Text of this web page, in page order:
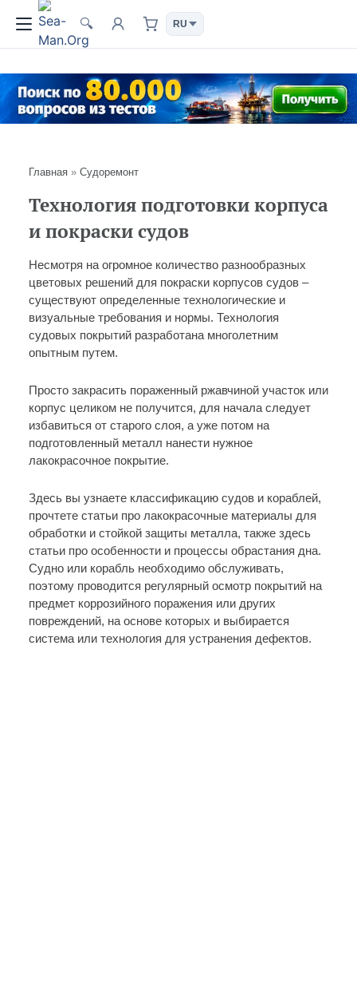
🔍
Главная» Судоремонт
Технология подготовки корпуса
и покраски судов
Несмотря на огромное количество разнообразных
цветовых решений для покраски корпусов судов –
существуют определенные технологические и
визуальные требования и нормы. Технология
судовых покрытий разработана многолетним
опытным путем.
Просто закрасить пораженный ржавчиной участок или
корпус целиком не получится, для начала следует
избавиться от старого слоя, а уже потом на
подготовленный металл нанести нужное
лакокрасочное покрытие.
Здесь вы узнаете классификацию судов и кораблей,
прочтете статьи про лакокрасочные материалы для
обработки и стойкой защиты металла, также здесь
статьи про особенности и процессы обрастания дна.
Судно или корабль необходимо обслуживать,
поэтому проводится регулярный осмотр покрытий на
предмет коррозийного поражения или других
повреждений, на основе которых и выбирается
система или технология для устранения дефектов.